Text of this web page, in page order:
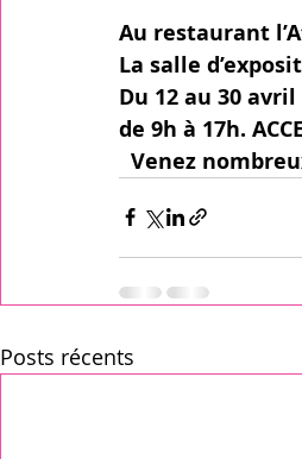
Au restaurant
La salle
Du 12 au 30 avril
de 9h à 17h.
Venez
Posts récents